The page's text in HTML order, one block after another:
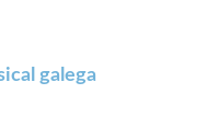
galega